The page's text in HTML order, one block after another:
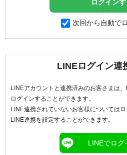
次回から自動で
LINEログイン連
LINEアカウントと連携済みのお客さまは、
ログインすることができます。
LINE連携されていないお客様については
LINE連携を設定することができます。
LINEでログ